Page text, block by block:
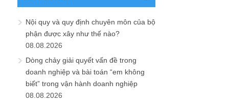
Nội quy và quy định chuyên môn của bộ
phận được xây như thế nào?
08.08.2026
Dòng chảy giải quyết vấn đề trong
doanh nghiệp và bài toán “em không
biết” trong vận hành doanh nghiệp
08.08.2026